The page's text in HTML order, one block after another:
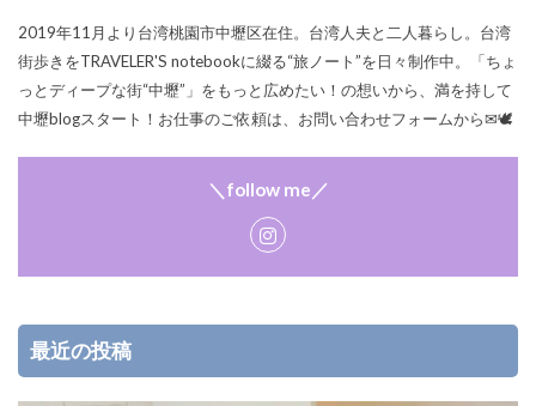
2019年11月より台湾桃園市中壢区在住。台湾人夫と二人暮らし。台湾
街歩きをTRAVELER'S notebookに綴る“旅ノート”を日々制作中。「ちょ
っとディープな街“中壢”」をもっと広めたい！の想いから、満を持して
中壢blogスタート！お仕事のご依頼は、お問い合わせフォームから✉🕊
＼follow me／
最近の投稿